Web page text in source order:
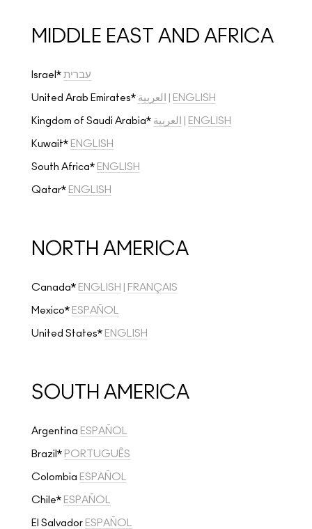
MIDDLE EAST AND AFRICA
Israel* עברית
United Arab Emirates* العربية ENGLISH
Kingdom of Saudi Arabia* العربية ENGLISH
Kuwait* ENGLISH
South Africa* ENGLISH
Qatar* ENGLISH
NORTH AMERICA
Canada* ENGLISH FRANÇAIS
Mexico* ESPAÑOL
United States* ENGLISH
SOUTH AMERICA
Argentina ESPAÑOL
Brazil* PORTUGUÊS
Colombia ESPAÑOL
Chile* ESPAÑOL
El Salvador ESPAÑOL